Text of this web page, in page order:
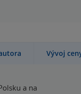
Vývoj
a na